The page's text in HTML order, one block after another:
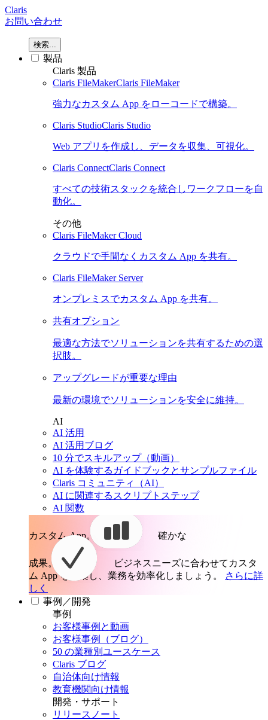
Claris
お問い合わせ
検索...
製品
Claris 製品
Claris FileMakerClaris FileMaker
強力なカスタム App をローコードで構築。
Claris StudioClaris Studio
Web アプリを作成し、データを収集、可視化。
Claris ConnectClaris Connect
すべての技術スタックを統合しワークフローを自
動化。
その他
Claris FileMaker Cloud
クラウドで手間なくカスタム App を共有。
Claris FileMaker Server
オンプレミスでカスタム App を共有。
共有オプション
最適な方法でソリューションを共有するための選
択肢。
アップグレードが重要な理由
最新の環境でソリューションを安全に維持。
AI
AI 活用
AI 活用ブログ
10 分でスキルアップ（動画）
AI を体験するガイドブックとサンプルファイル
Claris コミュニティ（AI）
AI に関連するスクリプトステップ
AI 関数
カスタム App。 確かな
成果。
ビジネスニーズに合わせてカスタ
ム App を構築し、業務を効率化しましょう。
さらに詳
しく
事例／開発
事例
お客様事例と動画
お客様事例（ブログ）
50 の業種別ユースケース
Claris ブログ
自治体向け情報
教育機関向け情報
開発・サポート
リリースノート